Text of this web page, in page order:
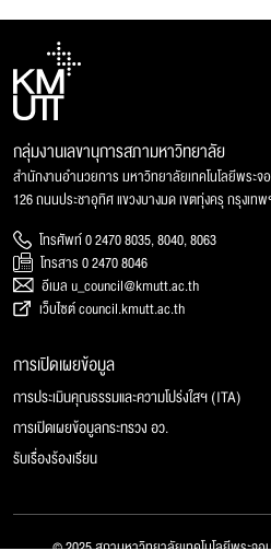
กลุ่มงานเลขานุการสภามหาวิทยาลัย
สำนักงานอำนวยการ มหาวิทยาลัยเทคโนโลยีพระจ
126 ถนนประชาอุทิศ แขวงบางมด เขตทุ่งครุ กรุงเท
โทรศัพท์ 0 2470 8035, 8040, 8063
โทรสาร 0 2470 8046
อีเมล u_council@kmutt.ac.th
เว็บไซต์ council.kmutt.ac.th
การเปิดเผยข้อมูล
การประเมินคุณธรรมและความโปร่งใสฯ (ITA)
การเปิดเผยข้อมูลกระทรวง อว.
รับเรื่องร้องเรียน